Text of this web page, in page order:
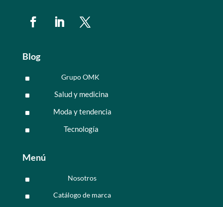
Blog
^ Grupo OMK
^ Salud y medicina
^ Moda y tendencia
^ Tecnología
Menú
^ Nosotros
^ Catálogo de marca